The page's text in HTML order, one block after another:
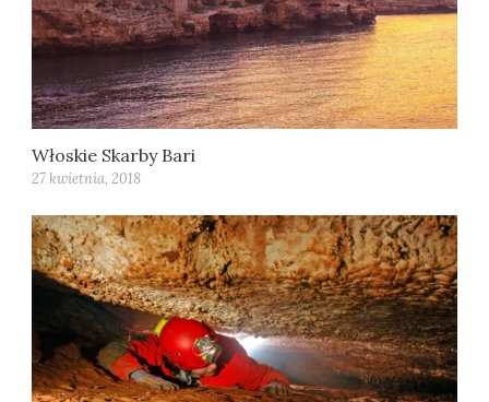
Włoskie Skarby Bari
27 kwietnia, 2018